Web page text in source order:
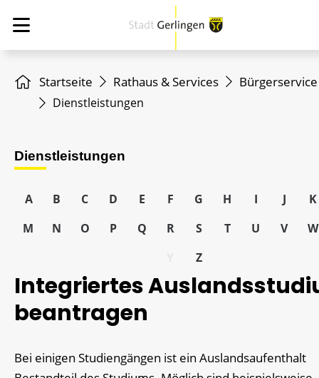
Startseite Rathaus & Services Bürgerservice
Dienstleistungen
Dienstleistungen
A B C D E F G H I J
K
M
N O P Q R S T U V
W
Z
Integriertes
beantragen
Bei einigen Studiengängen ist ein Auslandsaufenthalt